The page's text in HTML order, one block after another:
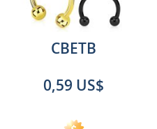
CBETB
0,59 US$